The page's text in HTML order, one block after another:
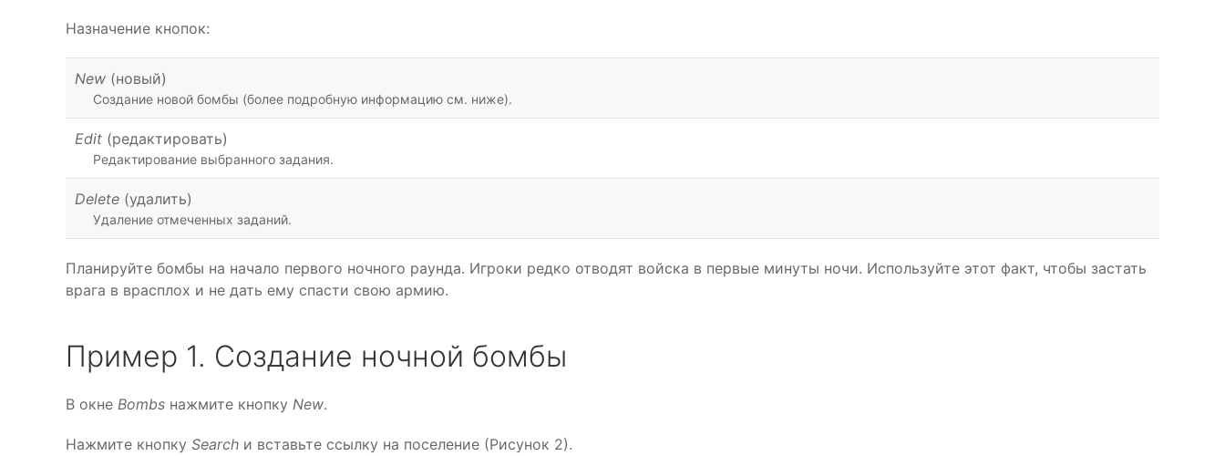
Назначение кнопок:
New (новый)
Создание новой бомбы (более подробную информацию см. ниже).
Edit (редактировать)
Редактирование выбранного задания.
Delete (удалить)
Удаление отмеченных заданий.
Планируйте бомбы на начало первого ночного раунда. Игроки редко отводят войска в первые минуты ночи. Используйте этот факт, чтобы застать
врага в врасплох и не дать ему спасти свою армию.
Пример 1. Создание ночной бомбы
В окне Bombs нажмите кнопку New.
Нажмите кнопку Search и вставьте ссылку на поселение (Рисунок 2).